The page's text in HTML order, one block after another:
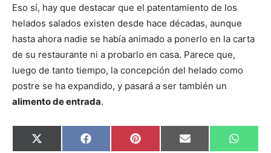
Eso sí, hay que destacar que el patentamiento de los
helados salados existen desde hace décadas, aunque
hasta ahora nadie se había animado a ponerlo en la carta
de su restaurante ni a probarlo en casa. Parece que,
luego de tanto tiempo, la concepción del helado como
postre se ha expandido, y pasará a ser también un
alimento de entrada.
Compartir
X Compartir
Facebook Compartir
Pinterest Compartir
Email